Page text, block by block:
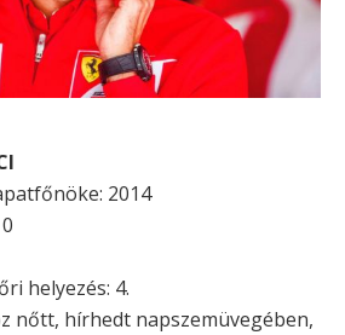
2014
helyezés: 4.
nőtt, hírhedt napszemüvegében,